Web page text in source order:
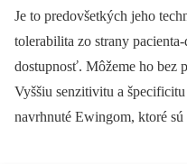
Je to predovšetkých jeho
tolerabilita zo strany
dostupnosť. Môžeme ho bez
Vyššiu senzitivitu a
navrhnuté Ewingom, ktoré